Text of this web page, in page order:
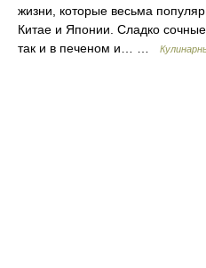
жизни, которые весьма
Китае и Японии. Сладко
так и в печеном и… …